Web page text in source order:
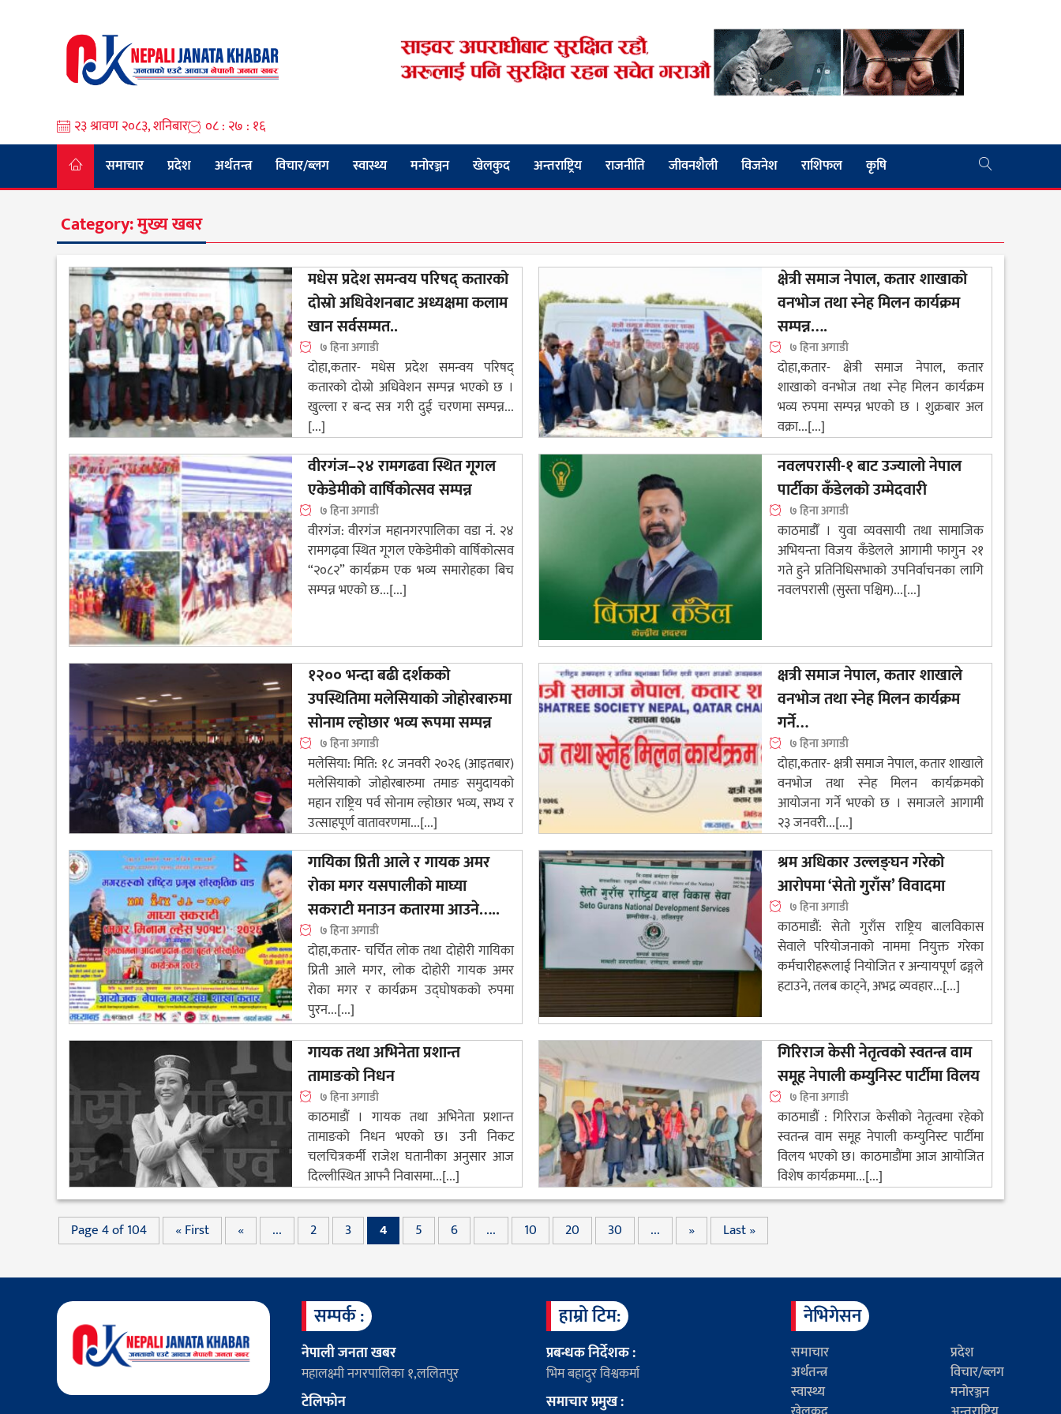
२३ श्रावण २०८३, शनिबार
०८ : २७ : १७
समाचार
प्रदेश अर्थतन्त्र विचार/ब्लग स्वास्थ्य मनोरञ्जन खेलकुद अन्तराष्ट्रिय राजनीति जीवनशैली विजनेश राशिफल कृषि
Category:मुख्य खबर
मधेस प्रदेश समन्वय परिषद् कतारको
दोस्रो अधिवेशनबाट अध्यक्षमा कलाम
खान सर्वसम्मत..
७ हिना अगाडी
दोहा,कतार- मधेस प्रदेश समन्वय परिषद्
कतारको दोस्रो अधिवेशन सम्पन्न भएको छ ।
खुल्ला र बन्द सत्र गरी दुई चरणमा सम्पन्न...
[...]
क्षेत्री समाज नेपाल, कतार शाखाको
वनभोज तथा स्नेह मिलन कार्यक्रम
सम्पन्न….
७ हिना अगाडी
दोहा,कतार- क्षेत्री समाज नेपाल, कतार
शाखाको वनभोज तथा स्नेह मिलन कार्यक्रम
भव्य रुपमा सम्पन्न भएको छ । शुक्रबार अल
वक्रा...[...]
वीरगंज–२४ रामगढवा स्थित गूगल
एकेडेमीको वार्षिकोत्सव सम्पन्न
७ हिना अगाडी
वीरगंज: वीरगंज महानगरपालिका वडा नं. २४
रामगढ़वा स्थित गूगल एकेडेमीको वार्षिकोत्सव
“२०८२” कार्यक्रम एक भव्य समारोहका बिच
सम्पन्न भएको छ...[...]
नवलपरासी-१ बाट उज्यालो नेपाल
पार्टीका कँडेलको उम्मेदवारी
७ हिना अगाडी
काठमाडौँ । युवा व्यवसायी तथा सामाजिक
अभियन्ता विजय कँडेलले आगामी फागुन २१
गते हुने प्रतिनिधिसभाको उपनिर्वाचनका लागि
नवलपरासी (सुस्ता पश्चिम)...[...]
१२०० भन्दा बढी दर्शकको
उपस्थितिमा मलेसियाको जोहोरबारुमा
सोनाम ल्होछार भव्य रूपमा सम्पन्न
७ हिना अगाडी
मलेसिया: मिति: १८ जनवरी २०२६ (आइतबार)
मलेसियाको जोहोरबारुमा तमाङ समुदायको
महान राष्ट्रिय पर्व सोनाम ल्होछार भव्य, सभ्य र
उत्साहपूर्ण वातावरणमा...[...]
क्षत्री समाज नेपाल, कतार शाखाले
वनभोज तथा स्नेह मिलन कार्यक्रम
गर्ने…
७ हिना अगाडी
दोहा,कतार- क्षत्री समाज नेपाल, कतार शाखाले
वनभोज तथा स्नेह मिलन कार्यक्रमको
आयोजना गर्ने भएको छ । समाजले आगामी
२३ जनवरी...[...]
गायिका प्रिती आले र गायक अमर
रोका मगर यसपालीको माघ्या
सकराटी मनाउन कतारमा आउने…..
७ हिना अगाडी
दोहा,कतार- चर्चित लोक तथा दोहोरी गायिका
प्रिती आले मगर, लोक दोहोरी गायक अमर
रोका मगर र कार्यक्रम उद्घोषकको रुपमा
पुरन...[...]
श्रम अधिकार उल्लङ्घन गरेको
आरोपमा ‘सेतो गुराँस’ विवादमा
७ हिना अगाडी
काठमाडौं: सेतो गुराँस राष्ट्रिय बालविकास
सेवाले परियोजनाको नाममा नियुक्त गरेका
कर्मचारीहरूलाई नियोजित र अन्यायपूर्ण ढङ्गले
हटाउने, तलब काट्ने, अभद्र व्यवहार...[...]
गायक तथा अभिनेता प्रशान्त
तामाङको निधन
७ हिना अगाडी
काठमाडौं । गायक तथा अभिनेता प्रशान्त
तामाङको निधन भएको छ। उनी निकट
चलचित्रकर्मी राजेश घतानीका अनुसार आज
दिल्लीस्थित आफ्नै निवासमा...[...]
गिरिराज केसी नेतृत्वको स्वतन्त्र वाम
समूह नेपाली कम्युनिस्ट पार्टीमा विलय
७ हिना अगाडी
काठमाडौं : गिरिराज केसीको नेतृत्वमा रहेको
स्वतन्त्र वाम समूह नेपाली कम्युनिस्ट पार्टीमा
विलय भएको छ। काठमाडौंमा आज आयोजित
विशेष कार्यक्रममा...[...]
Page 4 of 104 « First « ... 2 3 4 5 6 ... 10 20 30 ... » Last »
सम्पर्क :
नेपाली जनता खबर
महालक्ष्मी नगरपालिका १,ललितपुर
टेलिफोन
हाम्रो टिम:
प्रबन्धक निर्देशक :
भिम बहादुर विश्वकर्मा
समाचार प्रमुख :
नेभिगेसन
समाचार
प्रदेश
अर्थतन्त्र
विचार/ब्लग
स्वास्थ्य
मनोरञ्जन